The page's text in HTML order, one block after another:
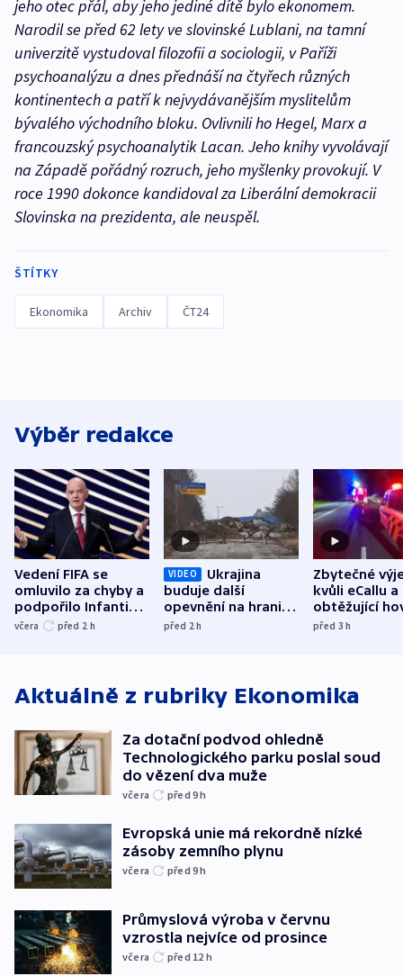
jeho otec přál, aby jeho jediné dítě bylo ekonomem.
Narodil se před 62 lety ve slovinské Lublani, na tamní
univerzitě vystudoval filozofii a sociologii, v Paříži
psychoanalýzu a dnes přednáší na čtyřech různých
kontinentech a patří k nejvydávanějším myslitelům
bývalého východního bloku. Ovlivnili ho Hegel, Marx a
francouzský psychoanalytik Lacan. Jeho knihy vyvolávají
na Západě pořádný rozruch, jeho myšlenky provokují. V
roce 1990 dokonce kandidoval za Liberální demokracii
Slovinska na prezidenta, ale neuspěl.
ŠTÍTKY
Ekonomika Archiv ČT24
Výběr redakce
Vedení FIFA se
omluvilo za chyby a
podpořilo Infantina.
UEFA trvá na
včera před 2 h
VIDEO
Ukrajina
buduje další
opevnění na hranici
s Běloruskem
před 2h
Zbytečné
kvůli eCallu a
obtěžující
zdržují
před 3h
Aktuálně z rubriky Ekonomika
Za dotační podvod ohledně
Technologického parku poslal soud
do vězení dva muže
včera před 9h
Evropská unie má rekordně nízké
zásoby zemního plynu
včera před 9h
Průmyslová výroba v červnu
vzrostla nejvíce od prosince
včera před 12 h